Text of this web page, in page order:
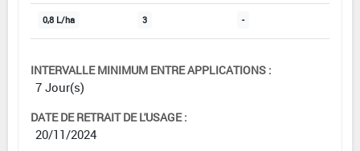
0,8 L/ha 3 -
INTERVALLE MINIMUM ENTRE APPLICATIONS :
7 Jour(s)
DATE DE RETRAIT DE L'USAGE :
20/11/2024